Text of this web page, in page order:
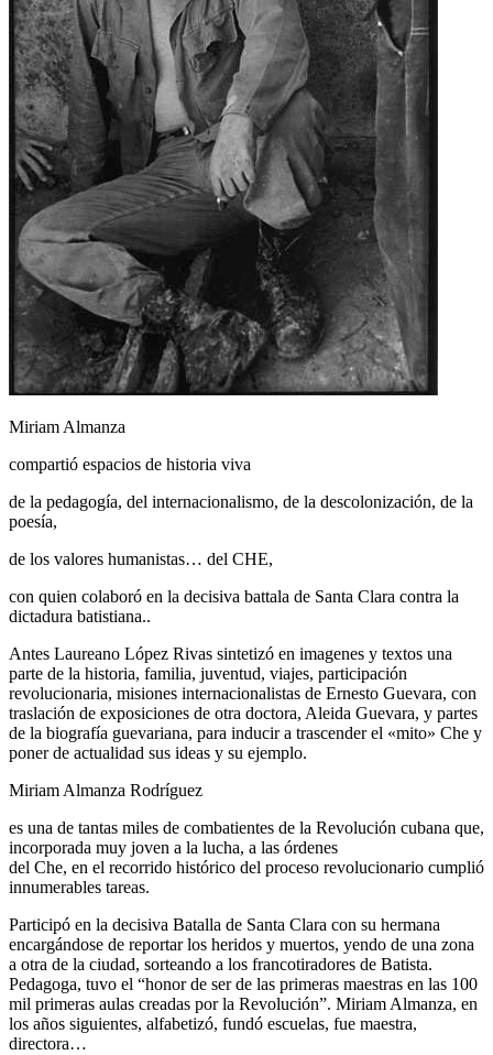
Miriam Almanza
compartió espacios de historia viva
de la pedagogía, del internacionalismo, de la descolonización, de la
poesía,
de los valores humanistas… del CHE,
con quien colaboró en la decisiva battala de Santa Clara contra la
dictadura batistiana..
Antes Laureano López Rivas sintetizó en imagenes y textos una
parte de la historia, familia, juventud, viajes, participación
revolucionaria, misiones internacionalistas de Ernesto Guevara, con
traslación de exposiciones de otra doctora, Aleida Guevara, y partes
de la biografía guevariana, para inducir a trascender el «mito» Che y
poner de actualidad sus ideas y su ejemplo.
Miriam Almanza Rodríguez
es una de tantas miles de combatientes de la Revolución cubana que,
incorporada muy joven a la lucha, a las órdenes
del Che, en el recorrido histórico del proceso revolucionario cumplió
innumerables tareas.
Participó en la decisiva Batalla de Santa Clara con su hermana
encargándose de reportar los heridos y muertos, yendo de una zona
a otra de la ciudad, sorteando a los francotiradores de Batista.
Pedagoga, tuvo el “honor de ser de las primeras maestras en las 100
mil primeras aulas creadas por la Revolución”. Miriam Almanza, en
los años siguientes, alfabetizó, fundó escuelas, fue maestra,
directora…